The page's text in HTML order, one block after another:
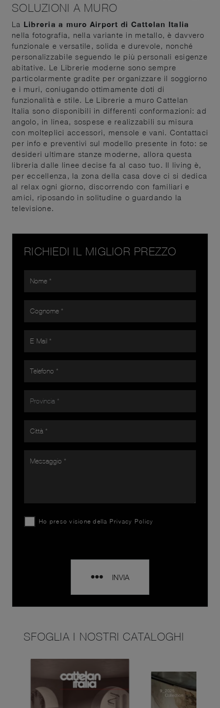
SOLUZIONI A MURO
La Libreria a muro Airport di Cattelan Italia
nella fotografia, nella variante in metallo, è davvero
funzionale e versatile, solida e durevole, nonché
personalizzabile seguendo le più personali esigenze
abitative. Le Librerie moderne sono sempre
particolarmente gradite per organizzare il soggiorno
e i muri, coniugando ottimamente doti di
funzionalità e stile. Le Librerie a muro Cattelan
Italia sono disponibili in differenti conformazioni: ad
angolo, in linea, sospese e realizzabili su misura
con molteplici accessori, mensole e vani. Contattaci
per info e preventivi sul modello presente in foto: se
desideri ultimare stanze moderne, allora questa
libreria dalle linee decise fa al caso tuo. Il living è,
per eccellenza, la zona della casa dove ci si dedica
al relax ogni giorno, discorrendo con familiari e
amici, riposando in solitudine o guardando la
televisione.
RICHIEDI IL MIGLIOR PREZZO
Ho preso visione della Privacy Policy
INVIA
SFOGLIA I NOSTRI CATALOGHI